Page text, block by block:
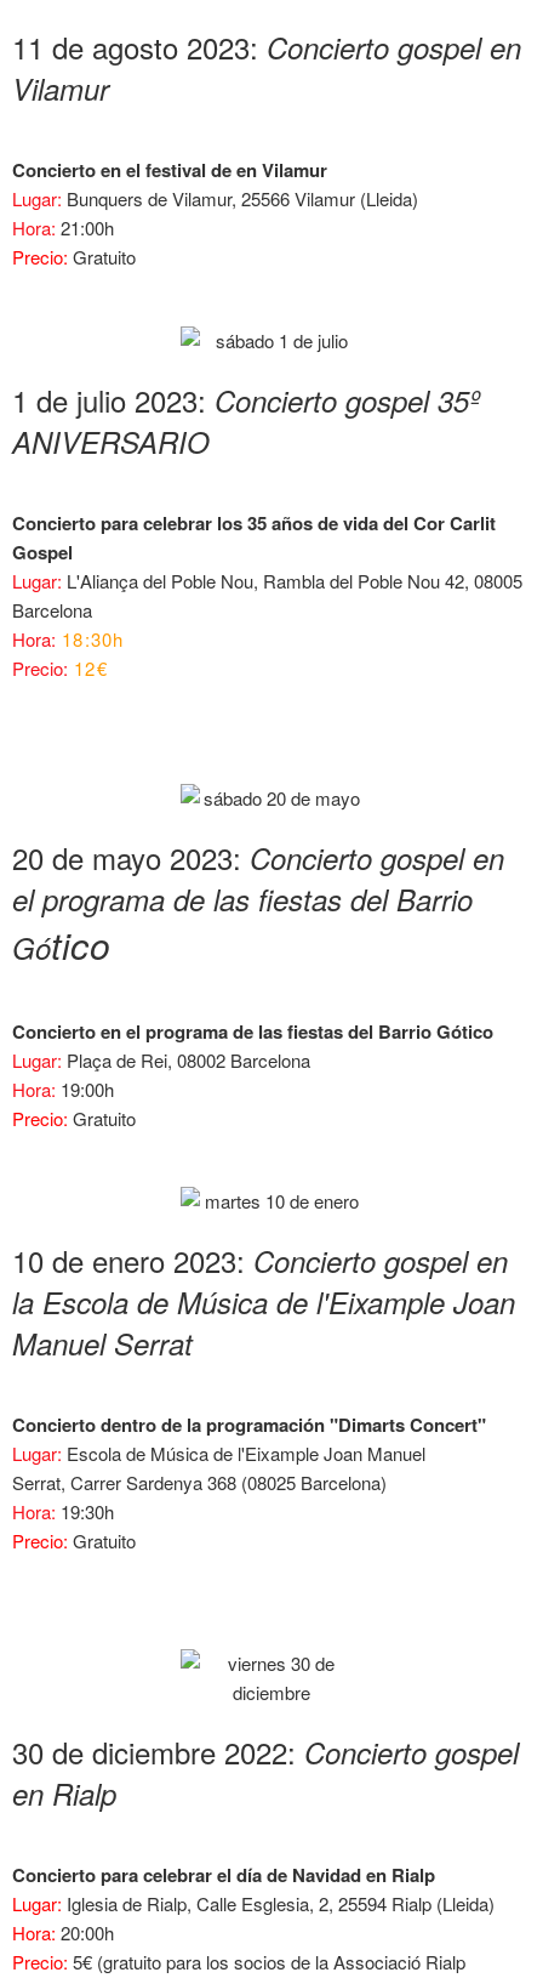
11 de agosto 2023: Concierto gospel en
Vilamur
Concierto en el festival de en Vilamur
Lugar: Bunquers de Vilamur, 25566 Vilamur (Lleida)
Hora: 21:00h
Precio: Gratuito
1 de julio 2023: Concierto gospel 35º
ANIVERSARIO
Concierto para celebrar los 35 años de vida del Cor Carlit
Gospel
Lugar: L'Aliança del Poble Nou, Rambla del Poble Nou 42, 08005
Barcelona
Hora: 18:30h
Precio: 12€
20 de mayo 2023: Concierto gospel en
el programa de las fiestas del Barrio
Gótico
Concierto en el programa de las fiestas del Barrio Gótico
Lugar: Plaça de Rei, 08002 Barcelona
Hora: 19:00h
Precio: Gratuito
10 de enero 2023: Concierto gospel en
la Escola de Música de l'Eixample Joan
Manuel Serrat
Concierto dentro de la programación "Dimarts Concert"
Lugar: Escola de Música de l'Eixample Joan Manuel
Serrat, Carrer Sardenya 368 (08025 Barcelona)
Hora: 19:30h
Precio: Gratuito
30 de diciembre 2022: Concierto gospel
en Rialp
Concierto para celebrar el día de Navidad en Rialp
Lugar: Iglesia de Rialp, Calle Esglesia, 2, 25594 Rialp (Lleida)
Hora: 20:00h
Precio: 5€ (gratuito para los socios de la Associació Rialp